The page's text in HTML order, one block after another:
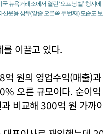
뉴욕거래소에서 열린 ‘오프닝 벨’ 행사
운용 상무(앞줄 오른쪽 두 번째) 모습도
를 이끌고 있다.
원의 영업수익(매출)
오른 규모이다. 순이
비교해 300억 원 가까